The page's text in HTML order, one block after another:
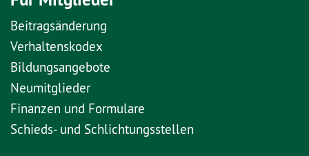
Beitragsänderung
Verhaltenskodex
Bildungsangebote
Neumitglieder
Finanzen und Formulare
Schieds- und Schlichtungsstellen